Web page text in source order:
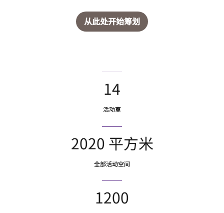
从此处开始筹划
14
活动室
2020 平方米
全部活动空间
1200